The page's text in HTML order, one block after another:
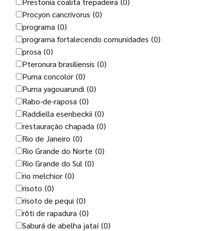
Procyon cancrivorus (0)
programa (0)
programa fortalecendo comunidades (0)
prosa (0)
Pteronura brasiliensis (0)
Puma concolor (0)
Puma yagouarundi (0)
Rabo-de-raposa (0)
Raddiella esenbeckii (0)
restauração chapada (0)
Rio de Janeiro (0)
Rio Grande do Norte (0)
Rio Grande do Sul (0)
rio melchior (0)
risoto (0)
risoto de pequi (0)
rôti de rapadura (0)
Saburá de abelha jataí (0)